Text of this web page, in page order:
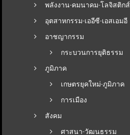
พลังงาน-คมนาคม-โลจิสติกส์
อุตสาหกรรม-เออีซี-เอสเอมอี
อาชญากรรม
กระบวนการยุติธรรม
ภูมิภาค
เกษตรยุคใหม่-ภูมิภาค
การเมือง
สังคม
ศาสนา-วัฒนธรรม